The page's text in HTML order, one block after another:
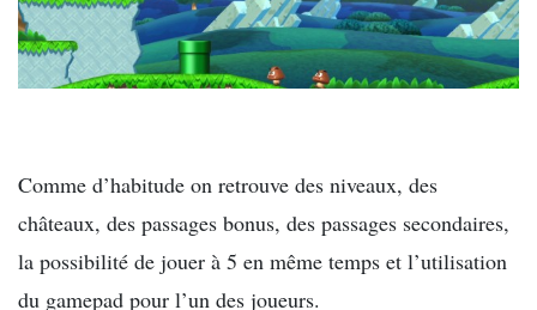
Comme d’habitude on retrouve des niveaux, des
châteaux, des passages bonus, des passages secondaires,
la possibilité de jouer à 5 en même temps et l’utilisation
du gamepad pour l’un des joueurs.